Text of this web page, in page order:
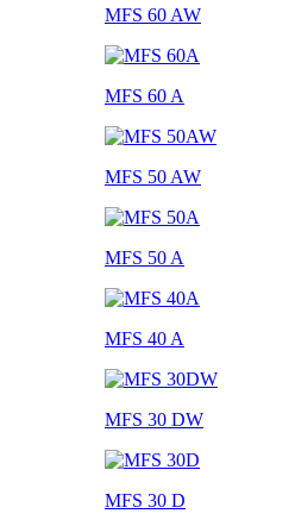
MFS 60 AW
MFS 60 A
MFS 50 AW
MFS 50 A
MFS 40 A
MFS 30 DW
MFS 30 D